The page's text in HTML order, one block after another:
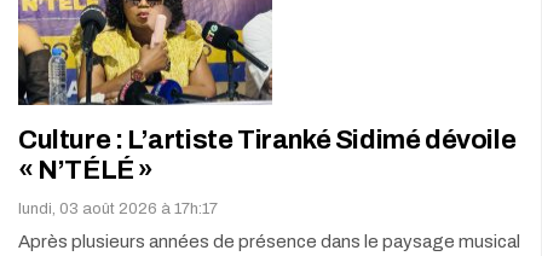
Culture : L’artiste Tiranké Sidimé dévoile
« N’TÉLÉ »
lundi, 03 août 2026 à 17h:17
Après plusieurs années de présence dans le paysage musical